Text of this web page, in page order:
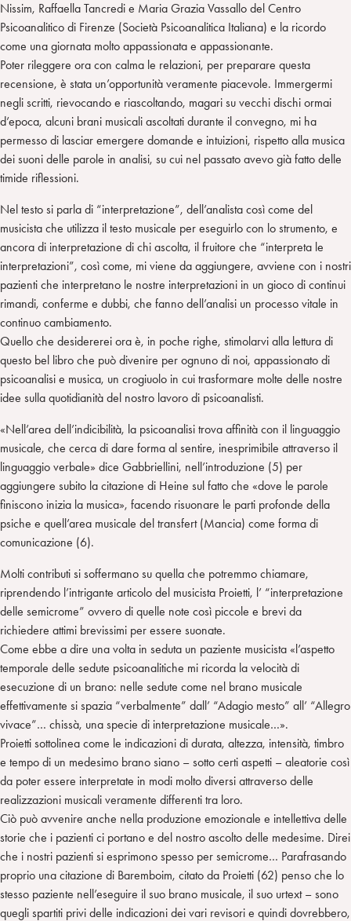
Nissim, Raffaella Tancredi e Maria Grazia Vassallo del Centro
Psicoanalitico di Firenze (Società Psicoanalitica Italiana) e la ricordo
come una giornata molto appassionata e appassionante.
Poter rileggere ora con calma le relazioni, per preparare questa
recensione, è stata un’opportunità veramente piacevole. Immergermi
negli scritti, rievocando e riascoltando, magari su vecchi dischi ormai
d’epoca, alcuni brani musicali ascoltati durante il convegno, mi ha
permesso di lasciar emergere domande e intuizioni, rispetto alla musica
dei suoni delle parole in analisi, su cui nel passato avevo già fatto delle
timide riflessioni.
Nel testo si parla di “interpretazione”, dell’analista così come del
musicista che utilizza il testo musicale per eseguirlo con lo strumento, e
ancora di interpretazione di chi ascolta, il fruitore che “interpreta le
interpretazioni”, così come, mi viene da aggiungere, avviene con i nostri
pazienti che interpretano le nostre interpretazioni in un gioco di continui
rimandi, conferme e dubbi, che fanno dell’analisi un processo vitale in
continuo cambiamento.
Quello che desidererei ora è, in poche righe, stimolarvi alla lettura di
questo bel libro che può divenire per ognuno di noi, appassionato di
psicoanalisi e musica, un crogiuolo in cui trasformare molte delle nostre
idee sulla quotidianità del nostro lavoro di psicoanalisti.
«Nell’area dell’indicibilità, la psicoanalisi trova affinità con il linguaggio
musicale, che cerca di dare forma al sentire, inesprimibile attraverso il
linguaggio verbale» dice Gabbriellini, nell’introduzione (5) per
aggiungere subito la citazione di Heine sul fatto che «dove le parole
finiscono inizia la musica», facendo risuonare le parti profonde della
psiche e quell’area musicale del transfert (Mancia) come forma di
comunicazione (6).
Molti contributi si soffermano su quella che potremmo chiamare,
riprendendo l’intrigante articolo del musicista Proietti, l’ “interpretazione
delle semicrome” ovvero di quelle note così piccole e brevi da
richiedere attimi brevissimi per essere suonate.
Come ebbe a dire una volta in seduta un paziente musicista «l’aspetto
temporale delle sedute psicoanalitiche mi ricorda la velocità di
esecuzione di un brano: nelle sedute come nel brano musicale
effettivamente si spazia “verbalmente” dall’ “Adagio mesto” all’ “Allegro
vivace”… chissà, una specie di interpretazione musicale…».
Proietti sottolinea come le indicazioni di durata, altezza, intensità, timbro
e tempo di un medesimo brano siano – sotto certi aspetti – aleatorie così
da poter essere interpretate in modi molto diversi attraverso delle
realizzazioni musicali veramente differenti tra loro.
Ciò può avvenire anche nella produzione emozionale e intellettiva delle
storie che i pazienti ci portano e del nostro ascolto delle medesime. Direi
che i nostri pazienti si esprimono spesso per semicrome… Parafrasando
proprio una citazione di Baremboim, citato da Proietti (62) penso che lo
stesso paziente nell’eseguire il suo brano musicale, il suo urtext – sono
quegli spartiti privi delle indicazioni dei vari revisori e quindi dovrebbero,